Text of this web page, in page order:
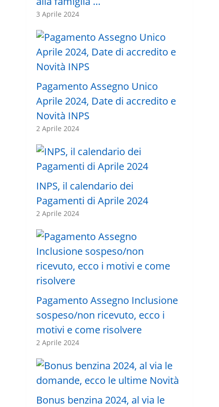
3 Aprile 2024
Pagamento Assegno Unico
Aprile 2024, Date di accredito e
Novità INPS
2 Aprile 2024
INPS, il calendario dei
Pagamenti di Aprile 2024
2 Aprile 2024
Pagamento Assegno Inclusione
sospeso/non ricevuto, ecco i
motivi e come risolvere
2 Aprile 2024
Bonus benzina 2024, al via le